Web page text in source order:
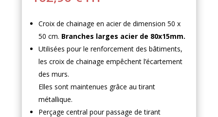
Croix de chainage en acier de dimension 50 x
50 cm. Branches larges acier de 80x15mm.
Utilisées pour le renforcement des bâtiments,
les croix de chainage empêchent l’écartement
des murs.
Elles sont maintenues grâce au tirant
métallique.
Perçage central pour passage de tirant